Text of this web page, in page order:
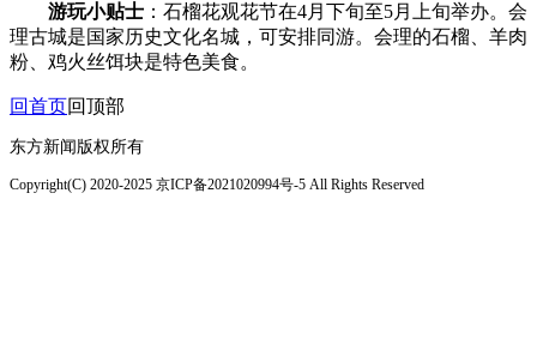
游玩小贴士 ：石榴花观花节在4月下旬至5月上旬举办。会
理古城是国家历史文化名城，可安排同游。会理的石榴、羊肉
粉、鸡火丝饵块是特色美食。
回首页回顶部
东方新闻版权所有
Copyright(C) 2020-2025 京ICP备2021020994号-5 All Rights Reserved